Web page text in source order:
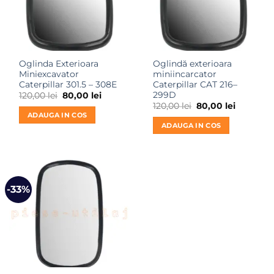
Oglinda Exterioara
Miniexcavator
Caterpillar 301.5 – 308E
120,00lei Prețul
inițial
a
fost:
120,00 lei.
80,00 leiPrețul
ADAUGA IN COS
Oglindă exterioara
miniincarcator
Caterpillar CAT 216–
299D
120,00lei Prețul
inițial
a
fost:
120,00 lei.
80,00 leiPrețul
ADAUGA IN COS
-33%